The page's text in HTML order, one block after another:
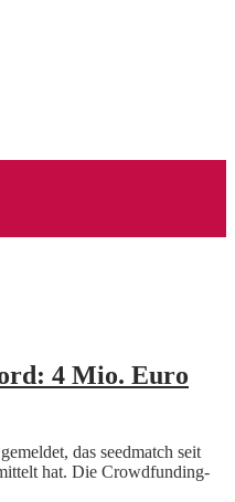
4 Mio. Euro
das seedmatch seit
hat. Die Crowdfunding-